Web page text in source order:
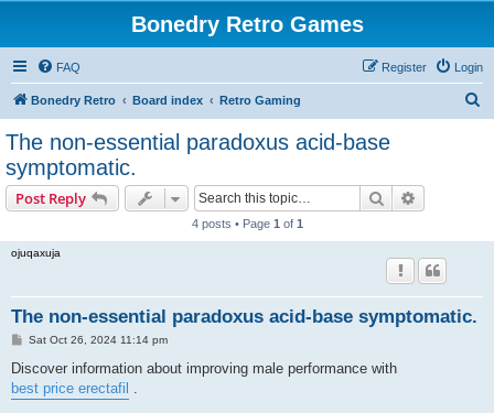
Bonedry Retro Games
FAQ Login
Register
Bonedry Retro Board index Retro Gaming
The non-essential paradoxus acid-base
symptomatic.
Post Reply Search
4 posts • Page 1 of 1
ojuqaxuja
The non-essential paradoxus acid-base symptomatic.
P
s
Sat Oct 26, 2024 11:14 pm
Discover information about improving male performance with
best price erectafil .